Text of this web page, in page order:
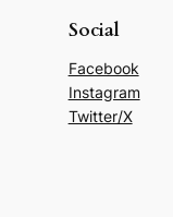
Social
Facebook
Instagram
Twitter/X